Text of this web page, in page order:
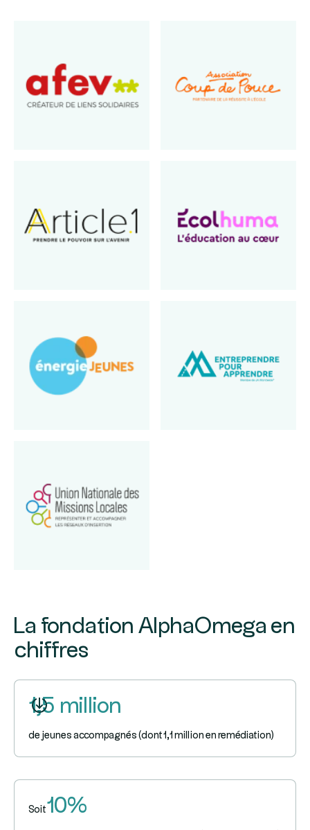
La fondation AlphaOmega en
chiffres
1,5 million
de jeunes accompagnés (dont 1,1 million en remédiation)
Soit10%